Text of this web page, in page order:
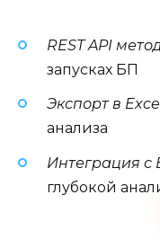
REST API
запусках БП
Экспорт в
анализа
Интеграция с
глубокой